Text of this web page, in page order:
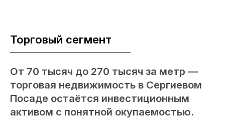
Торговый сегмент
От 70 тысяч до 270 тысяч за метр —
торговая недвижимость в Сергиевом
Посаде остаётся инвестиционным
активом с понятной окупаемостью.